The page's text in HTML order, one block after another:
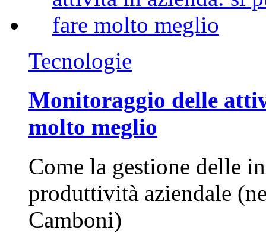
Tecnologie
Monitoraggio delle
molto meglio
Come la gestione delle
produttività aziendale
Camboni)